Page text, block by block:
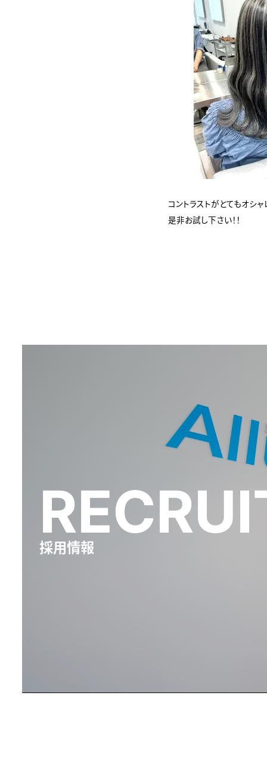
コントラストがとてもオシ
是非お試し下さい！！
採用情報